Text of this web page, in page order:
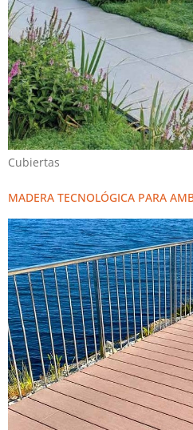
Cubiertas
MADERA TECNOLÓGICA PARA